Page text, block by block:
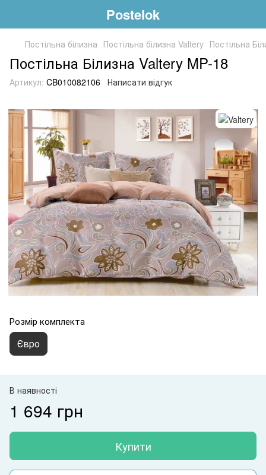
Postelok
Постільна білизна Постільна білизна Valtery Постільна
Постільна Білизна Valtery MP-18
Артикул: CB010082106 Написати відгук
Розмір комплекта
Євро
В наявності
1 694 грн
Купити